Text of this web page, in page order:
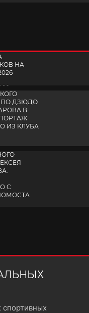
НА
ДЗЮДО
В
ИЗ КЛУБА
С
спортивных